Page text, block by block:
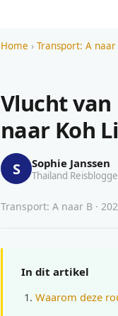
Home › Transport: A naar
Vlucht
naar Koh
S Sophie Janssen
Thailand
Transport: A naar B ·
In dit artikel
Waarom deze